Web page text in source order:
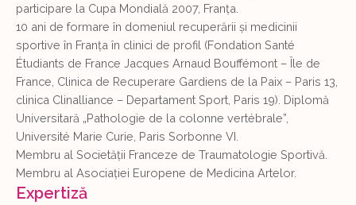
participare la Cupa Mondială 2007, Franța.
10 ani de formare în domeniul recuperării și medicinii
sportive în Franța în clinici de profil (Fondation Santé
Étudiants de France Jacques Arnaud Bouffémont – Île de
France, Clinica de Recuperare Gardiens de la Paix – Paris 13,
clinica Clinalliance – Departament Sport, Paris 19). Diplomă
Universitară „Pathologie de la colonne vertébrale”,
Université Marie Curie, Paris Sorbonne VI.
Membru al Societății Franceze de Traumatologie Sportivă.
Membru al Asociației Europene de Medicina Artelor.
Expertiză